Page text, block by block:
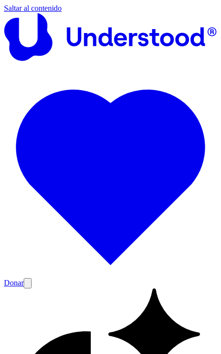
Saltar al contenido
Donar